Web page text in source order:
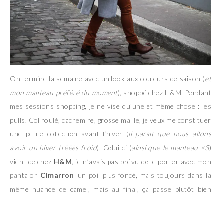
On termine la semaine avec un look aux couleurs de saison (et
mon manteau préféré du moment), shoppé chez H&M. Pendant
mes sessions shopping, je ne vise qu’une et même chose : les
pulls. Col roulé, cachemire, grosse maille, je veux me constituer
une petite collection avant l’hiver (il parait que nous allons
avoir un hiver trèèès froid). Celui ci (ainsi que le manteau <3)
vient de chez H&M , je n’avais pas prévu de le porter avec mon
pantalon Cimarron , un poil plus foncé, mais toujours dans la
même nuance de camel, mais au final, ça passe plutôt bien